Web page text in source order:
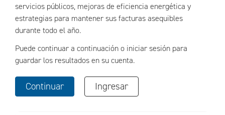
servicios públicos, mejoras de eficiencia energética y
estrategias para mantener sus facturas asequibles
durante todo el año.
Puede continuar a continuación o iniciar sesión para
guardar los resultados en su cuenta.
Continuar Ingresar